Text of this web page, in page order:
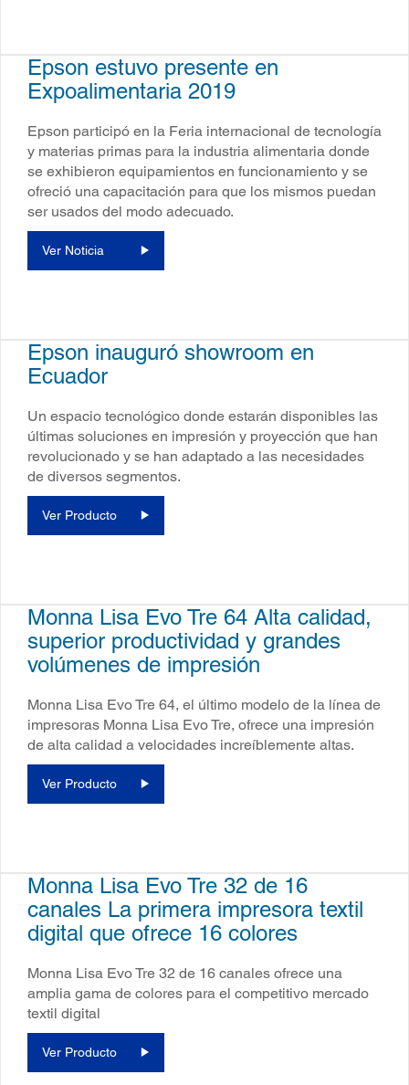
Epson estuvo presente en
Expoalimentaria 2019
Epson participó en la Feria internacional de tecnología
y materias primas para la industria alimentaria donde
se exhibieron equipamientos en funcionamiento y se
ofreció una capacitación para que los mismos puedan
ser usados del modo adecuado.
Ver Noticia
Epson inauguró showroom en
Ecuador
Un espacio tecnológico donde estarán disponibles las
últimas soluciones en impresión y proyección que han
revolucionado y se han adaptado a las necesidades
de diversos segmentos.
Ver Producto
Monna Lisa Evo Tre 64 Alta calidad,
superior productividad y grandes
volúmenes de impresión
Monna Lisa Evo Tre 64, el último modelo de la línea de
impresoras Monna Lisa Evo Tre, ofrece una impresión
de alta calidad a velocidades increíblemente altas.
Ver Producto
Monna Lisa Evo Tre 32 de 16
canales La primera impresora textil
digital que ofrece 16 colores
Monna Lisa Evo Tre 32 de 16 canales ofrece una
amplia gama de colores para el competitivo mercado
textil digital
Ver Producto